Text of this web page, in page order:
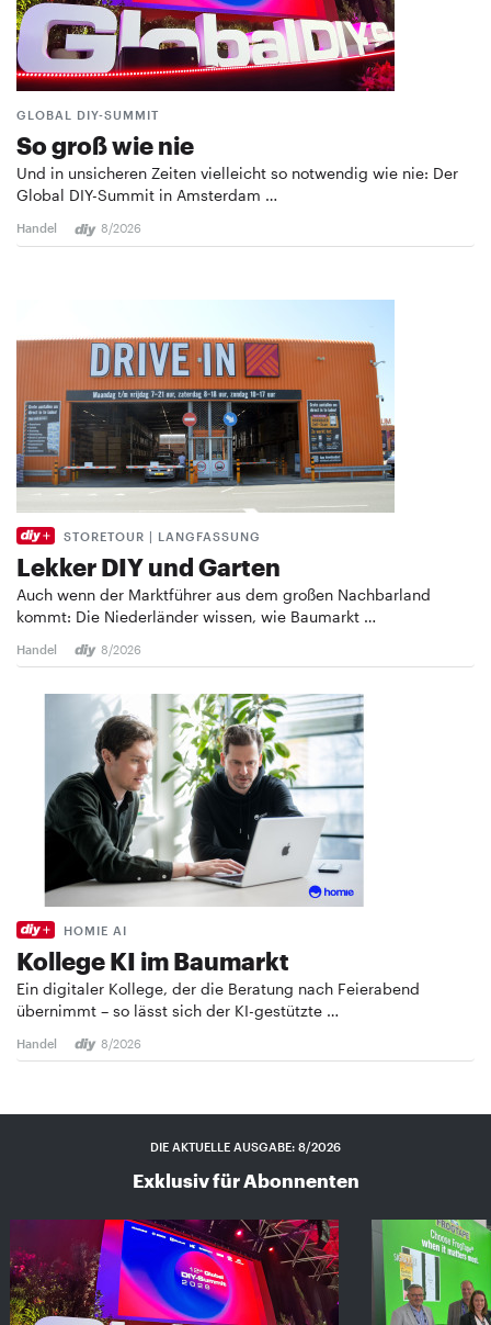
GLOBAL DIY-SUMMIT
So groß wie nie
Und in unsicheren Zeiten vielleicht so notwendig wie nie: Der
Global DIY-Summit in Amsterdam …
Handel 8/2026
STORETOUR | LANGFASSUNG
Lekker DIY und Garten
Auch wenn der Marktführer aus dem großen Nachbarland
kommt: Die Niederländer wissen, wie Baumarkt …
Handel 8/2026
HOMIE AI
Kollege KI im Baumarkt
Ein digitaler Kollege, der die Beratung nach Feierabend
übernimmt – so lässt sich der KI-gestützte …
Handel 8/2026
DIE AKTUELLE AUSGABE: 8/2026
Exklusiv für Abonnenten